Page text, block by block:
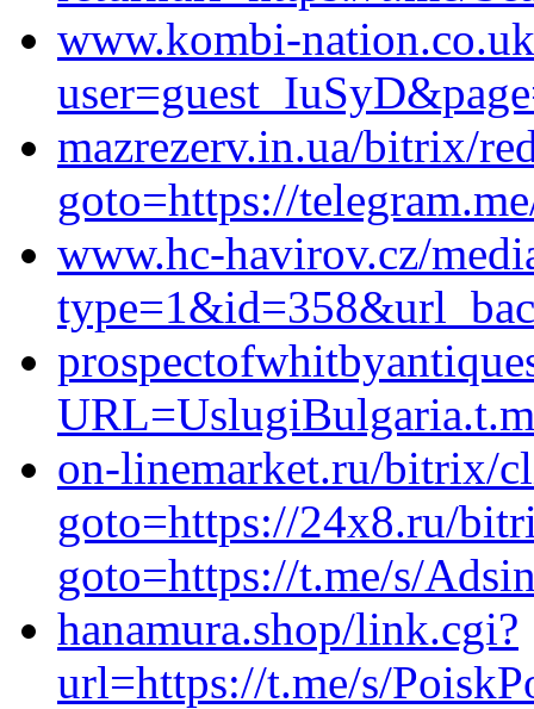
www.kombi-
mazrezerv.in.ua/bitrix/
goto=https://
www.hc-havirov.cz/
on-linemarket.ru/bitrix/
goto=https://24x8.ru/
goto=https://t.me/s/
hanamura.shop/link.cgi?
url=https://t.me/s/